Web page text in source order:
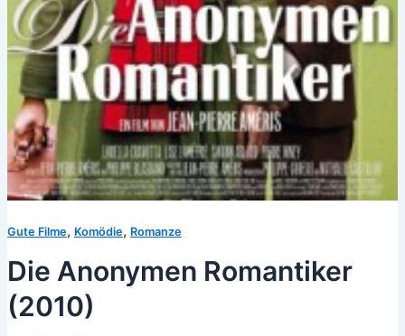
Gute Filme, Komödie, Romanze
Die Anonymen Romantiker
(2010)